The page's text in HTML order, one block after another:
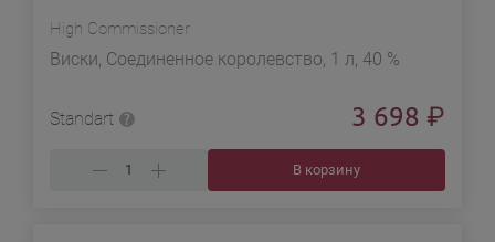
High Commissioner
Виски, Соединенное королевство, 1 л, 40 %
Standart 3 698 ₽
В корзину